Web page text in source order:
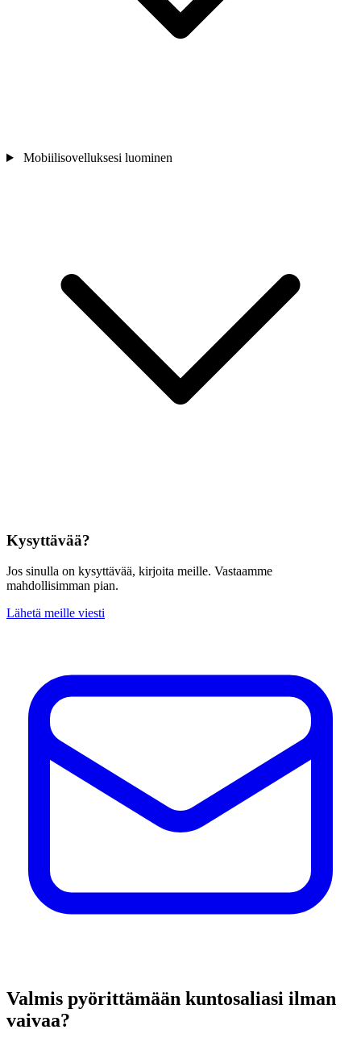
Mobiilisovelluksesi luominen
Kysyttävää?
Jos sinulla on kysyttävää, kirjoita meille. Vastaamme
mahdollisimman pian.
Lähetä meille viesti
Valmis pyörittämään kuntosaliasi ilman
vaivaa?